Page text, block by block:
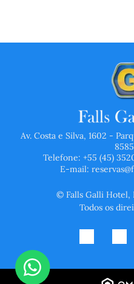
Av. Costa e Silva, 1602 -
Telefone: +55 (45)
E-mail:
© Falls Galli Hotel,
Todos os